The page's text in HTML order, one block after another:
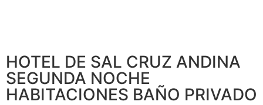
HOTEL DE SAL CRUZ ANDINA
SEGUNDA NOCHE
HABITACIONES BAÑO PRIVADO